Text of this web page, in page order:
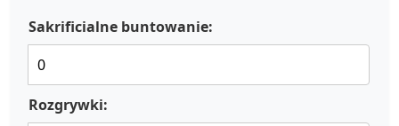
Sakrificialne buntowanie:
Rozgrywki: